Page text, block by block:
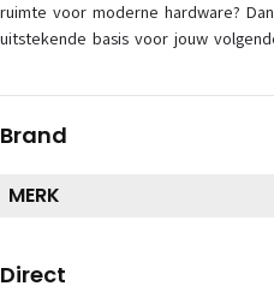
ruimte voor moderne hardware?
uitstekende basis voor jouw
Brand
MERK
Direct